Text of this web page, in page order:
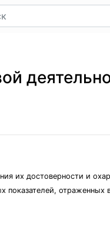
их достоверности и
показателей,